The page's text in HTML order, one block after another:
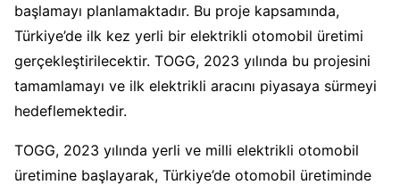
başlamayı planlamaktadır. Bu proje kapsamında,
Türkiye’de ilk kez yerli bir elektrikli otomobil üretimi
gerçekleştirilecektir. TOGG, 2023 yılında bu projesini
tamamlamayı ve ilk elektrikli aracını piyasaya sürmeyi
hedeflemektedir.
TOGG, 2023 yılında yerli ve milli elektrikli otomobil
üretimine başlayarak, Türkiye’de otomobil üretiminde